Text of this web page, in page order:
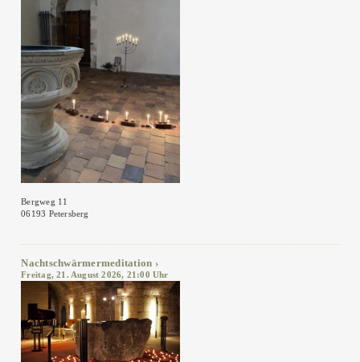
Bergweg 11
06193 Petersberg
Nachtschwärmermeditation
Freitag, 21. August 2026, 21:00 Uhr